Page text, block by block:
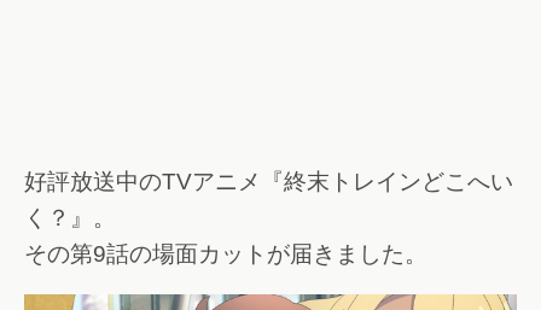
好評放送中のTVアニメ『終末トレインどこへい
く？』。
その第9話の場面カットが届きました。